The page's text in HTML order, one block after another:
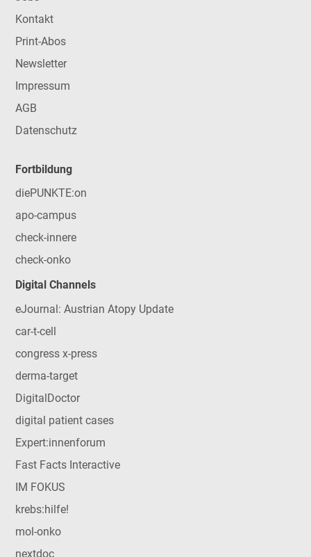
Kontakt
Print-Abos
Newsletter
Impressum
AGB
Datenschutz
Fortbildung
diePUNKTE:on
apo-campus
check-innere
check-onko
Digital Channels
eJournal: Austrian Atopy Update
car-t-cell
congress x-press
derma-target
DigitalDoctor
digital patient cases
Expert:innenforum
Fast Facts Interactive
IM FOKUS
krebs:hilfe!
mol-onko
nextdoc